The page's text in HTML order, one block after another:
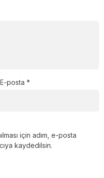
E-posta*
için adım, e-posta
kaydedilsin.